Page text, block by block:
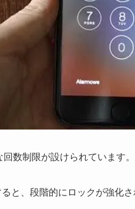
数制限が設けられています。
と、段階的にロックが強化さ